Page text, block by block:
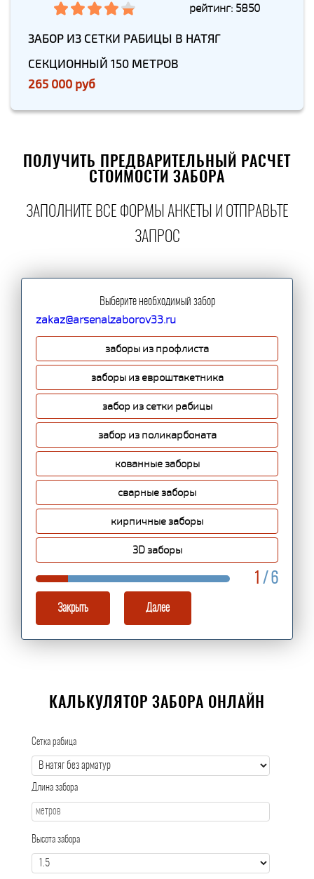
рейтинг: 5850
ЗАБОР ИЗ СЕТКИ РАБИЦЫ В НАТЯГ
СЕКЦИОННЫЙ 150 МЕТРОВ
265 000 руб
ПОЛУЧИТЬ ПРЕДВАРИТЕЛЬНЫЙ РАСЧЕТ
СТОИМОСТИ ЗАБОРА
ЗАПОЛНИТЕ ВСЕ ФОРМЫ АНКЕТЫ И ОТПРАВЬТЕ
ЗАПРОС
Выберите необходимый забор
zakaz@arsenalzaborov33.ru
заборы из профлиста
заборы из евроштакетника
забор из сетки рабицы
забор из поликарбоната
кованные заборы
сварные заборы
кирпичные заборы
3D заборы
1 / 6
Закрыть Далее
КАЛЬКУЛЯТОР ЗАБОРА ОНЛАЙН
Сетка рабица
Длина забора
Высота забора